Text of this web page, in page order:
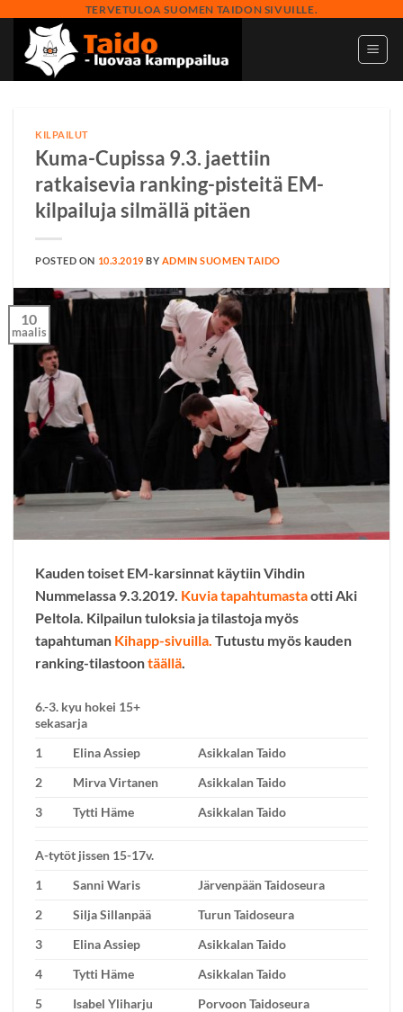
content
TERVETULOA SUOMEN TAIDON SIVUILLE.
KILPAILUT
Kuma-Cupissa 9.3. jaettiin
ratkaisevia ranking-pisteitä EM-
kilpailuja silmällä pitäen
POSTED ON 10.3.2019 BY ADMIN SUOMEN TAIDO
10
maalis
Kauden toiset EM-karsinnat käytiin Vihdin
Nummelassa 9.3.2019. Kuvia tapahtumastaotti Aki
Peltola. Kilpailun tuloksia ja tilastoja myös
tapahtuman Kihapp-sivuilla. Tutustu myös kauden
ranking-tilastoontäällä.
6.-3. kyu hokei 15+
sekasarja
1
Elina Assiep
Asikkalan Taido
2
Mirva Virtanen
Asikkalan Taido
3
Tytti Häme Asikkalan Taido
A-tytöt jissen 15-17v.
1
Sanni Waris
Järvenpään Taidoseura
2
Silja Sillanpää
Turun Taidoseura
3
Elina Assiep
Asikkalan Taido
4
Tytti Häme
Asikkalan Taido
5
Isabel Yliharju Porvoon Taidoseura